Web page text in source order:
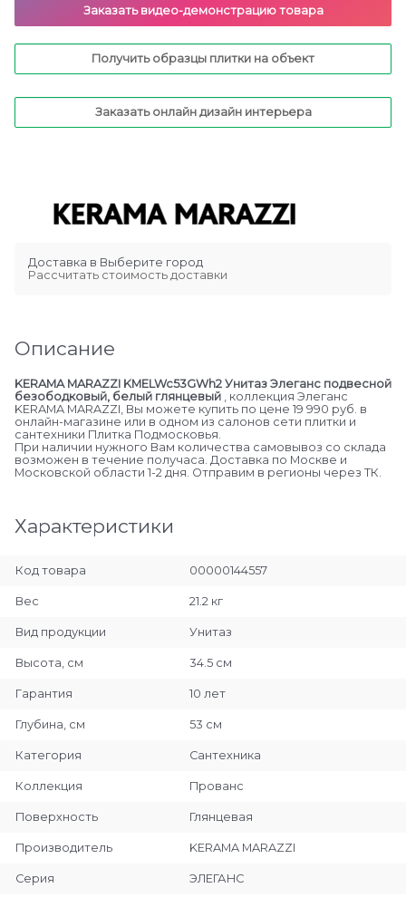
Заказать видео-демонстрацию товара
Получить образцы плитки на объект
Заказать онлайн дизайн интерьера
Доставка в Выберите город
Рассчитать стоимость доставки
Описание
KERAMA MARAZZI KMELWc53GWh2 Унитаз Элеганс подвесной
безободковый, белый глянцевый , коллекция Элеганс
KERAMA MARAZZI, Вы можете купить по цене 19 990 руб. в
онлайн-магазине или в одном из салонов сети плитки и
сантехники Плитка Подмосковья.
При наличии нужного Вам количества самовывоз со склада
возможен в течение получаса. Доставка по Москве и
Московской области 1-2 дня. Отправим в регионы через ТК.
Характеристики
Код товара 00000144557
Вес 21.2 кг
Вид продукции Унитаз
Высота, см 34.5 см
Гарантия 10 лет
Глубина, см 53 см
Категория Сантехника
Коллекция Прованс
Поверхность Глянцевая
Производитель KERAMA MARAZZI
Серия ЭЛЕГАНС